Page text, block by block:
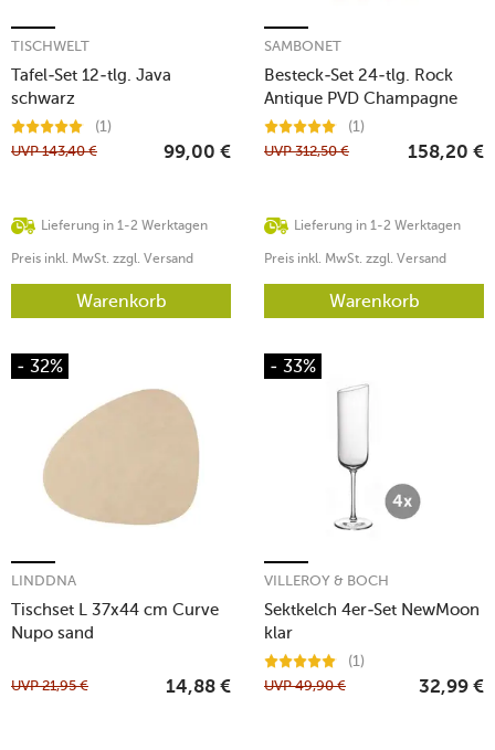
Tafel-Set 12-tlg. Java
schwarz
TISCHWELT
(1)
Lieferung in 1-2 Werktagen
UVP143,40 € 99,00 €
Preis inkl. MwSt. zzgl. Versand
Warenkorb
Besteck-Set 24-tlg. Rock
Antique PVD Champagne
SAMBONET
(1)
Lieferung in 1-2 Werktagen
UVP312,50 € 158,20 €
Preis inkl. MwSt. zzgl. Versand
Warenkorb
- 32%
Tischset L 37x44 cm Curve
Nupo sand
LINDDNA
UVP21,95 € 14,88 €
- 33%
Sektkelch 4er-Set NewMoon
klar
VILLEROY & BOCH
(1)
UVP49,90 € 32,99 €